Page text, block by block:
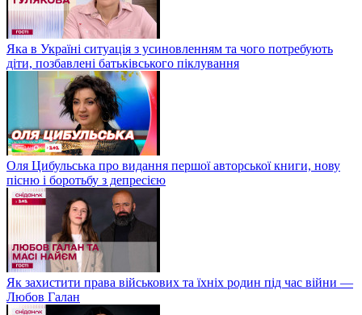
Яка в Україні ситуація з усиновленням та чого потребують
діти, позбавлені батьківського піклування
Оля Цибульська про видання першої авторської книги, нову
пісню і боротьбу з депресією
Як захистити права військових та їхніх родин під час війни —
Любов Галан